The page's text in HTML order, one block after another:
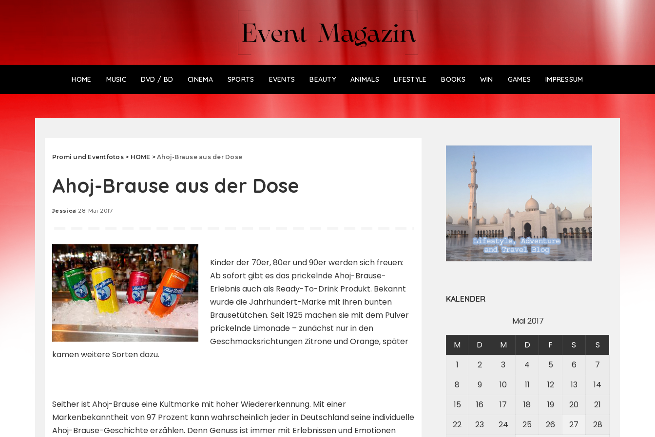
HOME MUSIC DVD / BD CINEMA SPORTS EVENTS BEAUTY ANIMALS LIFESTYLE BOOKS WIN GAMES IMPRESSUM
Promi und Eventfotos> HOME >Ahoj-Brause aus der Dose
Ahoj-Brause aus der Dose
Posted
Jessica 28. Mai 2017
Kinder der 70er, 80er und 90er werden sich freuen:
Ab sofort gibt es das prickelnde Ahoj-Brause-
Erlebnis auch als Ready-To-Drink Produkt. Bekannt
wurde die Jahrhundert-Marke mit ihren bunten
Brausetütchen. Seit 1925 machen sie mit dem Pulver
prickelnde Limonade – zunächst nur in den
Geschmacksrichtungen Zitrone und Orange, später
kamen weitere Sorten dazu.
Seither ist Ahoj-Brause eine Kultmarke mit hoher Wiedererkennung. Mit einer
Markenbekanntheit von 97 Prozent kann wahrscheinlich jeder in Deutschland seine individuelle
Ahoj-Brause-Geschichte erzählen. Denn Genuss ist immer mit Erlebnissen und Emotionen
KALENDER
Mai 2017
M D M D F S
S
1
2 3 4 5 6
7
8
9 10 11 12 13
14
15
16 17 18 19 20
21
22
23 24 25 26 27
28